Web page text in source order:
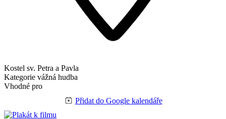
Kostel sv. Petra a Pavla
Kategorie vážná hudba
Vhodné pro
Přidat do Google kalendáře